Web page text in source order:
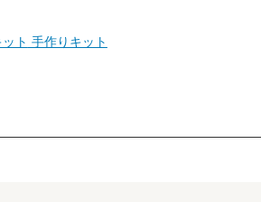
手作りキット